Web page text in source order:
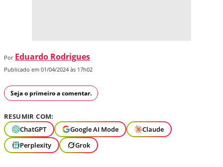
Por Eduardo Rodrigues
Publicado em 01/04/2024 às 17h02
Seja o primeiro a comentar.
RESUMIR COM:
ChatGPT
Google AI Mode
Claude
Perplexity
Grok